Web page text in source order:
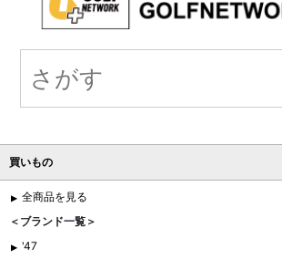
買いもの
全商品を見る
＜ブランド一覧＞
'47